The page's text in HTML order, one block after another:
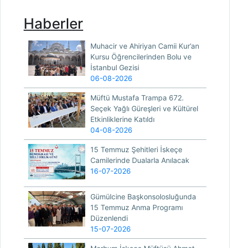
Haberler
Muhacir ve Ahiriyan Camii Kur’an
Kursu Öğrencilerinden Bolu ve
İstanbul Gezisi
06-08-2026
Müftü Mustafa Trampa 672.
Seçek Yağlı Güreşleri ve Kültürel
Etkinliklerine Katıldı
04-08-2026
15 Temmuz Şehitleri İskeçe
Camilerinde Dualarla Anılacak
16-07-2026
Gümülcine Başkonsolosluğunda
15 Temmuz Anma Programı
Düzenlendi
15-07-2026